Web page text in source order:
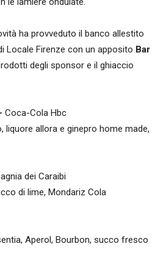
ha provveduto il banco allestito
Locale Firenze con un apposito Bar
degli sponsor e il ghiaccio
Coca-Cola Hbc
liquore allora e ginepro home made,
dei Caraibi
di lime, Mondariz Cola
Aperol, Bourbon, succo fresco